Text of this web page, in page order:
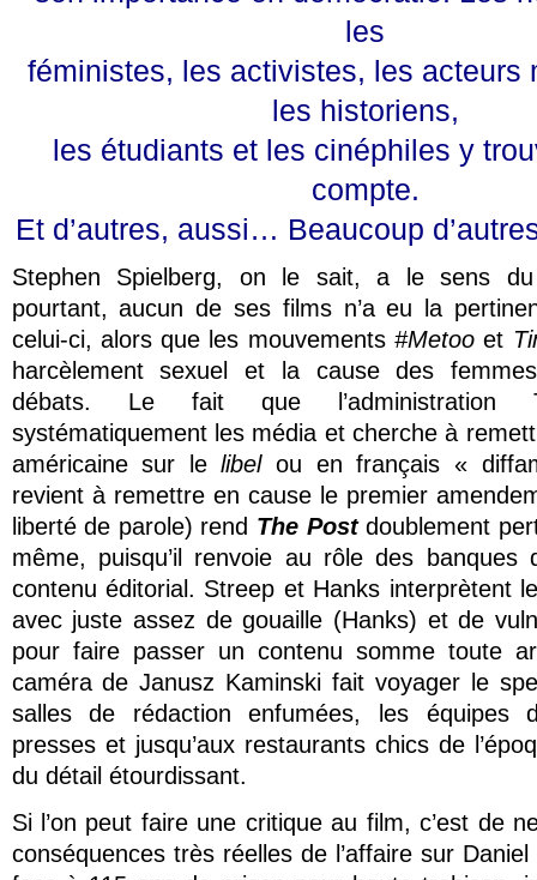
les
féministes, les activistes, les acteurs
les historiens,
les étudiants et les cinéphiles y
compte.
Et d’autres, aussi… Beaucoup
Stephen Spielberg, on le sait, a le sens
pourtant, aucun de ses films n’a eu la
celui-ci, alors que les mouvements #Metoo et
harcèlement sexuel et la cause des
débats. Le fait que l’administration
systématiquement les média et cherche à
américaine sur lelibelou en français «
revient à remettre en cause le premier
liberté de parole) rend The Postdoublement
même, puisqu’il renvoie au rôle des banques
contenu éditorial. Streep et Hanks interprètent
avec juste assez de gouaille (Hanks) et de
pour faire passer un contenu somme toute
caméra de Janusz Kaminski fait voyager le
salles de rédaction enfumées, les équipes
presses et jusqu’aux restaurants chics de
du détail étourdissant.
Si l’on peut faire une critique au film, c’est de
conséquences très réelles de l’affaire sur